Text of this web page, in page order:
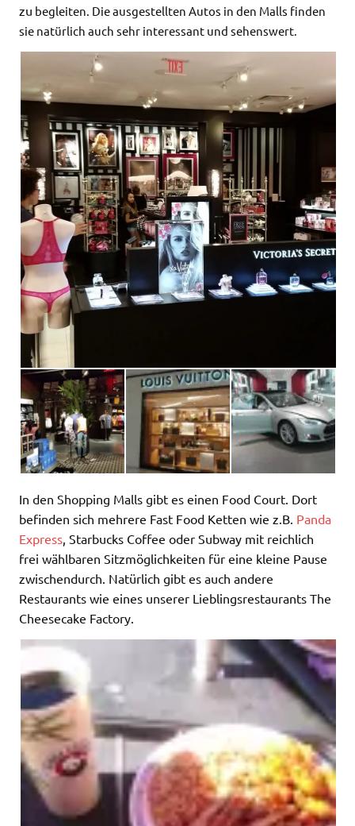
zu begleiten. Die ausgestellten Autos in den Malls finden
sie natürlich auch sehr interessant und sehenswert.
In den Shopping Malls gibt es einen Food Court. Dort
befinden sich mehrere Fast Food Ketten wie z.B. Panda
Express, Starbucks Coffee oder Subway mit reichlich
frei wählbaren Sitzmöglichkeiten für eine kleine Pause
zwischendurch. Natürlich gibt es auch andere
Restaurants wie eines unserer Lieblingsrestaurants The
Cheesecake Factory.